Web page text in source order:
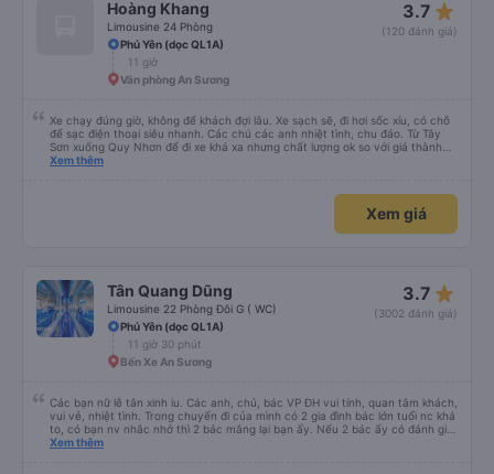
Hoàng Khang
Limousine 24 Phòng
3.7 star_rate
(120 đánh giá)
Phú Yên (dọc QL1A)
11 giờ
Văn phòng An Sương
Xe chạy đúng giờ, không để khách đợi lâu. Xe sạch sẽ, đi hơi sốc xíu, có chỗ
để sạc điện thoại siêu nhanh. Các chú các anh nhiệt tình, chu đáo. Từ Tây
Sơn xuống Quy Nhơn để đi xe khá xa nhưng chất lượng ok so với giá thành
chung.
Xem thêm
Xem giá
Tân Quang Dũng
Limousine 22 Phòng Đôi G ( WC)
3.7 star_rate
(3002 đánh giá)
Phú Yên (dọc QL1A)
11 giờ 30 phút
Bến Xe An Sương
Các bạn nữ lễ tân xinh iu. Các anh, chú, bác VP ĐH vui tính, quan tâm khách,
vui vẻ, nhiệt tình. Trong chuyến đi của mình có 2 gia đình bác lớn tuổi nc khá
to, có bạn nv nhắc nhở thì 2 bác mắng lại bạn ấy. Nếu 2 bác ấy có đánh giá
xấu thì mình ngược lại nha. Bạn ấy nhắc nhở rất đúng. 2 bác nói rất to. To
Xem thêm